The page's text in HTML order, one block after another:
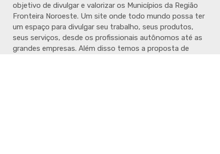
objetivo de divulgar e valorizar os Municípios da Região
Fronteira Noroeste. Um site onde todo mundo possa ter
um espaço para divulgar seu trabalho, seus produtos,
seus serviços, desde os profissionais autônomos até as
grandes empresas. Além disso temos a proposta de